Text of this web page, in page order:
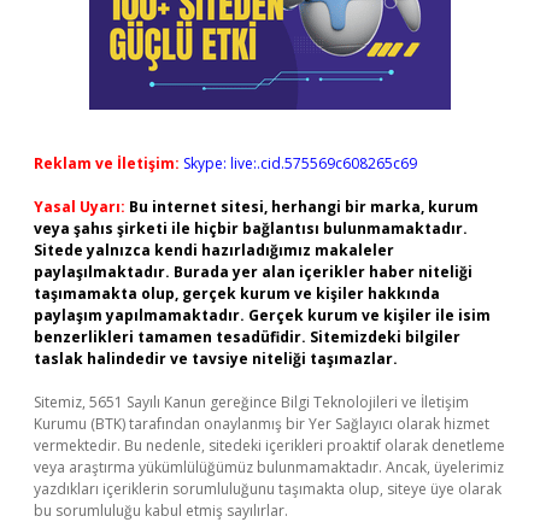
Reklam ve İletişim: Skype: live:.cid.575569c608265c69
Yasal Uyarı: Bu internet sitesi, herhangi bir marka, kurum
veya şahıs şirketi ile hiçbir bağlantısı bulunmamaktadır.
Sitede yalnızca kendi hazırladığımız makaleler
paylaşılmaktadır. Burada yer alan içerikler haber niteliği
taşımamakta olup, gerçek kurum ve kişiler hakkında
paylaşım yapılmamaktadır. Gerçek kurum ve kişiler ile isim
benzerlikleri tamamen tesadüfidir. Sitemizdeki bilgiler
taslak halindedir ve tavsiye niteliği taşımazlar.
Sitemiz, 5651 Sayılı Kanun gereğince Bilgi Teknolojileri ve İletişim
Kurumu (BTK) tarafından onaylanmış bir Yer Sağlayıcı olarak hizmet
vermektedir. Bu nedenle, sitedeki içerikleri proaktif olarak denetleme
veya araştırma yükümlülüğümüz bulunmamaktadır. Ancak, üyelerimiz
yazdıkları içeriklerin sorumluluğunu taşımakta olup, siteye üye olarak
bu sorumluluğu kabul etmiş sayılırlar.